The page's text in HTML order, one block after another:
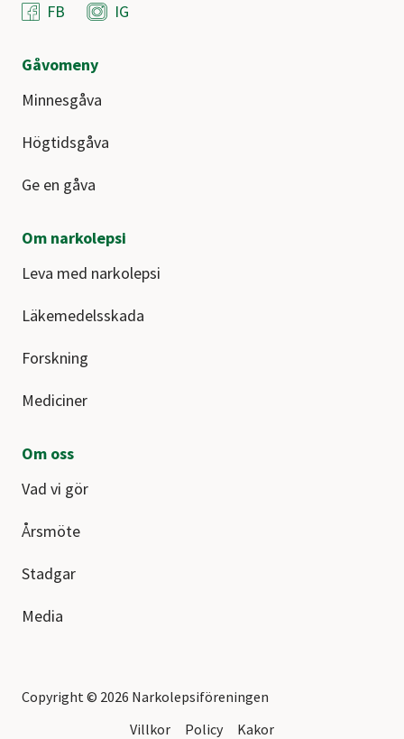
FB IG
Gåvomeny
Minnesgåva
Högtidsgåva
Ge en gåva
Om narkolepsi
Leva med narkolepsi
Läkemedelsskada
Forskning
Mediciner
Om oss
Vad vi gör
Årsmöte
Stadgar
Media
Copyright © 2026 Narkolepsiföreningen
Villkor
Policy Kakor